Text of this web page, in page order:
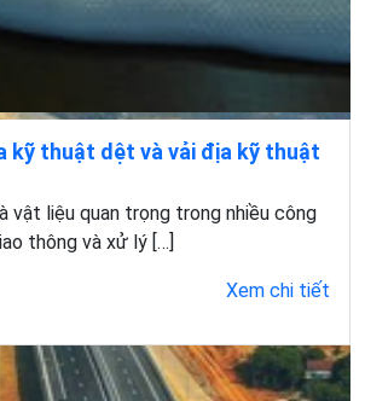
kỹ thuật dệt và vải địa kỹ thuật
vật liệu quan trọng trong nhiều công
thông và xử lý […]
Xem chi tiết